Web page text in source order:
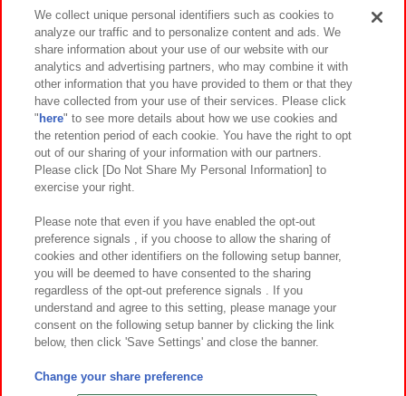
イベント・キャンペーン
関連会社 サステナビリティ サイトポリシー
プライバシーポリシー ウェブアクセシビリティ方針と検証結果
お取引先さまとともに
カスタマーハラスメント対応方針 よくあるご質問・お問い合わせ
©Bandai Namco Amusement Inc.
©Bandai Namco Amusement Lab Inc.
We collect unique personal identifiers such as cookies to
analyze our traffic and to personalize content and ads. We
share information about your use of our website with our
analytics and advertising partners, who may combine it with
other information that you have provided to them or that they
have collected from your use of their services. Please click
" here" to see more details about how we use cookies and
the retention period of each cookie. You have the right to opt
out of our sharing of your information with our partners.
Please click [Do Not Share My Personal Information] to
exercise your right.
Please note that even if you have enabled the opt-out
preference signals , if you choose to allow the sharing of
cookies and other identifiers on the following setup banner,
you will be deemed to have consented to the sharing
regardless of the opt-out preference signals . If you
understand and agree to this setting, please manage your
consent on the following setup banner by clicking the link
below, then click 'Save Settings' and close the banner.
Change your share preference